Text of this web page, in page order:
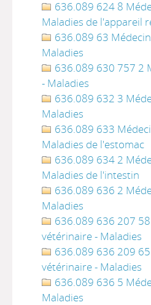
636.089 624 8
Maladies de l'appareil
636.089 63
Maladies
636.089 630 757 2
- Maladies
636.089 632 3
Maladies
636.089 633
Maladies de l'estomac
636.089 634 2
Maladies de l'intestin
636.089 636 2
Maladies
636.089 636 207
vétérinaire - Maladies
636.089 636 209
vétérinaire - Maladies
636.089 636 5
Maladies